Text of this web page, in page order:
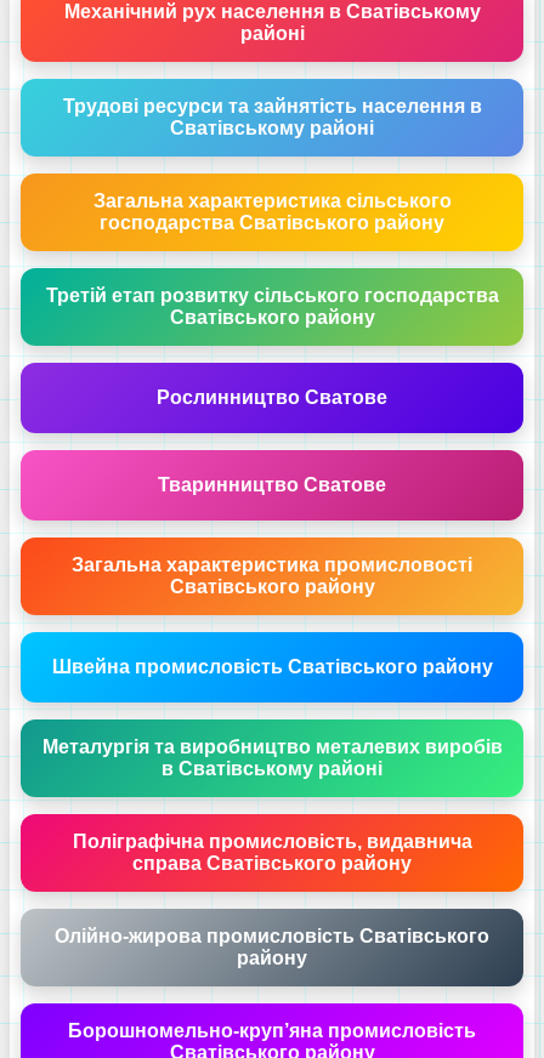
Механічний рух населення в Сватівському
районі
Трудові ресурси та зайнятість населення в
Сватівському районі
Загальна характеристика сільського
господарства Сватівського району
Третій етап розвитку сільського господарства
Сватівського району
Рослинництво Сватове
Тваринництво Сватове
Загальна характеристика промисловості
Сватівського району
Швейна промисловість Сватівського району
Металургія та виробництво металевих виробів
в Сватівському районі
Поліграфічна промисловість, видавнича
справа Сватівського району
Олійно-жирова промисловість Сватівського
району
Борошномельно-круп’яна промисловість
Сватівського району